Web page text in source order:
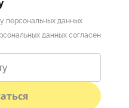
персональных данных
данных согласен